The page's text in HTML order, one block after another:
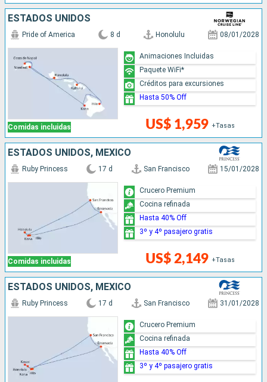
ESTADOS UNIDOS
Comidas incluidas
Pride of America 8 d Honolulu 08/01/2028
US$ 1,959 +Tasas
Animaciones Incluidas
Paquete WiFi*
Créditos para excursiones
Hasta 50% Off
ESTADOS UNIDOS, MÉXICO
Comidas incluidas
Ruby Princess 17 d San Francisco 15/01/2028
US$ 2,149 +Tasas
Crucero Premium
Cocina refinada
Hasta 40% Off
3º y 4º pasajero gratis
ESTADOS UNIDOS, MÉXICO
Ruby Princess 17 d San Francisco 31/01/2028
Crucero Premium
Cocina refinada
Hasta 40% Off
3º y 4º pasajero gratis